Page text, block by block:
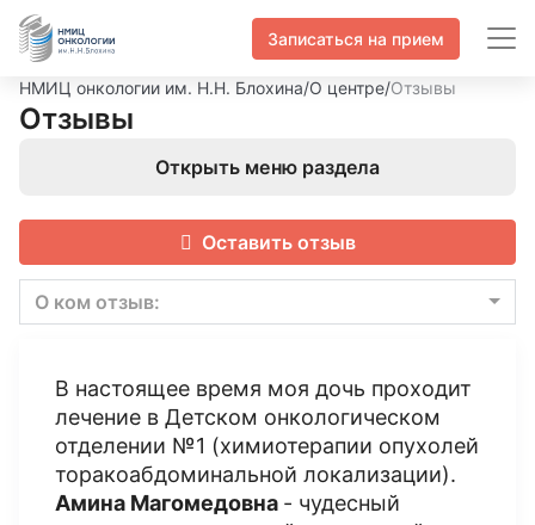
Записаться на прием
НМИЦ онкологии им. Н.Н. Блохина/О центре/Отзывы
Отзывы
Открыть меню раздела
Оставить отзыв
О ком отзыв:
В настоящее время моя дочь проходит
лечение в Детском онкологическом
отделении №1 (химиотерапии опухолей
торакоабдоминальной локализации).
Амина Магомедовна - чудесный